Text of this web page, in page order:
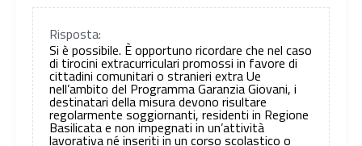
Risposta:
Si è possibile. È opportuno ricordare che nel caso
di tirocini extracurriculari promossi in favore di
cittadini comunitari o stranieri extra Ue
nell’ambito del Programma Garanzia Giovani, i
destinatari della misura devono risultare
regolarmente soggiornanti, residenti in Regione
Basilicata e non impegnati in un’attività
lavorativa né inseriti in un corso scolastico o